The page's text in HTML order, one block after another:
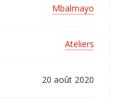
Mbalmayo
Ateliers
20 août 2020